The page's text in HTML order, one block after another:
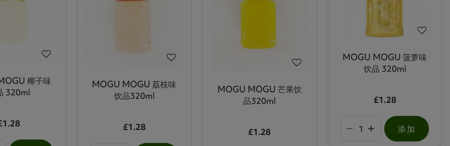
椰子味
320ml
MOGU MOGU 荔枝味
饮品320ml
£1.28
MOGU MOGU 芒果饮
品320ml
£1.28
MOGU MOGU 菠萝味
饮品 320ml
£1.28
添加